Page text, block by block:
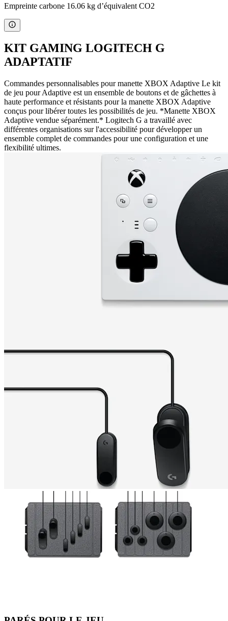
Empreinte carbone 16.06 kg d’équivalent CO2
KIT GAMING LOGITECH G
ADAPTATIF
Commandes personnalisables pour manette XBOX Adaptive Le kit
de jeu pour Adaptive est un ensemble de boutons et de gâchettes à
haute performance et résistants pour la manette XBOX Adaptive
conçus pour libérer toutes les possibilités de jeu. *Manette XBOX
Adaptive vendue séparément.* Logitech G a travaillé avec
différentes organisations sur l'accessibilité pour développer un
ensemble complet de commandes pour une configuration et une
flexibilité ultimes.